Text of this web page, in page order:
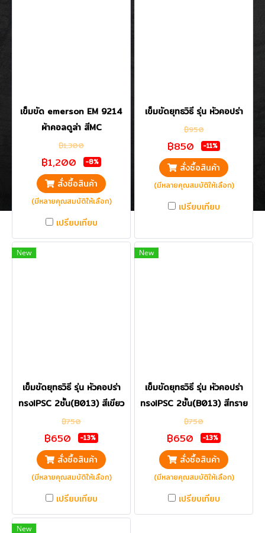
เข็มขัด emerson EM 9214
ผ้าคอลดูล่า สีMC
฿1,300
฿1,200 -8%
สั่งซื้อสินค้า
(มีหลายคุณสมบัติให้เลือก)
เปรียบเทียบ
เข็มขัดยุทธวิธี รุ่น หัวคอปร่า
฿950
฿850 -11%
สั่งซื้อสินค้า
(มีหลายคุณสมบัติให้เลือก)
เปรียบเทียบ
New
เข็มขัดยุทธวิธี รุ่น หัวคอปร่า
ทรงIPSC 2ชั้น(B013) สีเขียว
฿750
฿650 -13%
สั่งซื้อสินค้า
(มีหลายคุณสมบัติให้เลือก)
เปรียบเทียบ
New
เข็มขัดยุทธวิธี รุ่น หัวคอปร่า
ทรงIPSC 2ชั้น(B013) สีทราย
฿750
฿650 -13%
สั่งซื้อสินค้า
(มีหลายคุณสมบัติให้เลือก)
เปรียบเทียบ
New